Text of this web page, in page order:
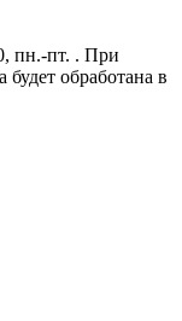
пн.-пт. . При
обработана в